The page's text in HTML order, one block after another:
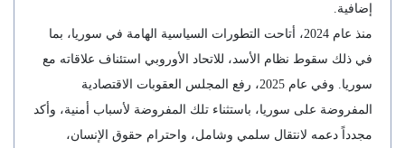
إضافية.
منذ عام 2024، أتاحت التطورات السياسية الهامة في سوريا، بما
في ذلك سقوط نظام الأسد، للاتحاد الأوروبي استئناف علاقاته مع
سوريا. وفي عام 2025، رفع المجلس العقوبات الاقتصادية
المفروضة على سوريا، باستثناء تلك المفروضة لأسباب أمنية، وأكد
مجدداً دعمه لانتقال سلمي وشامل، واحترام حقوق الإنسان،